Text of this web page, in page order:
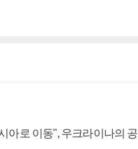
아로 이동", 우크라이나의 공